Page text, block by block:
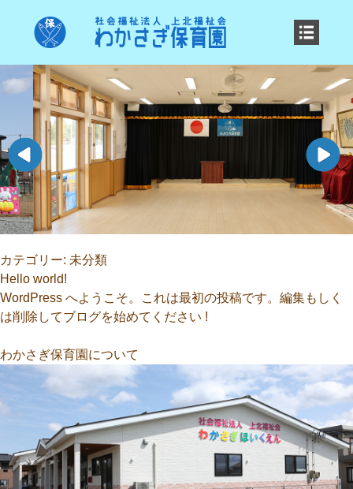
カテゴリー: 未分類
Hello world!
WordPress へようこそ。これは最初の投稿です。編集もしく
は削除してブログを始めてください !
わかさぎ保育園について